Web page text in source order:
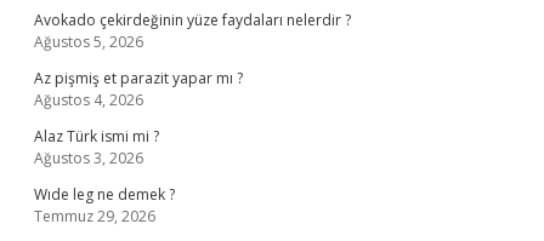
Avokado çekirdeğinin yüze faydaları nelerdir ?
Ağustos 5, 2026
Az pişmiş et parazit yapar mı ?
Ağustos 4, 2026
Alaz Türk ismi mi ?
Ağustos 3, 2026
Wıde leg ne demek ?
Temmuz 29, 2026